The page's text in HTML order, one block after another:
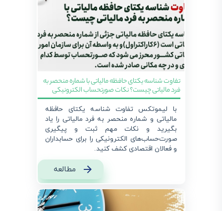
تفاوت شناسه یکتای حافظه مالیاتی با شماره منحصر به
فرد مالیاتی چیست؟ نکات صورتحساب الکترونیکی
با لیموتکس تفاوت شناسه یکتای حافظه
مالیاتی و شماره منحصر به فرد مالیاتی را یاد
بگیرید و نکات مهم ثبت و پیگیری
صورت‌حساب‌های الکترونیکی را برای حسابداران
و فعالان اقتصادی کشف کنید.
مطالعه